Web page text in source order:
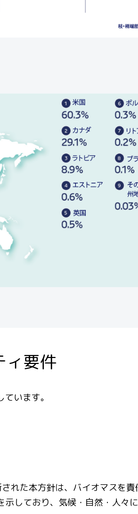
ィ要件
います。
れた本方針は、バイオマスを責
しており、気候・自然・人々